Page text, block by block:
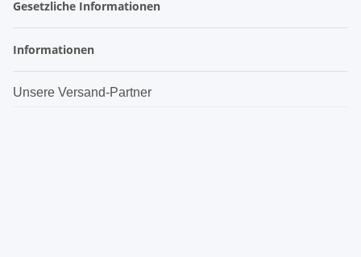
Gesetzliche Informationen
Informationen
Unsere Versand-Partner